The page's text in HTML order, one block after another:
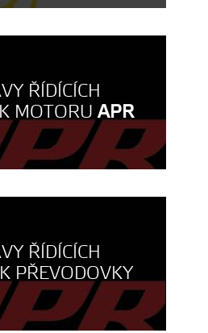
ŘÍDÍCÍCH
MOTORUAPR
ŘÍDÍCÍCH
PŘEVODOVKY